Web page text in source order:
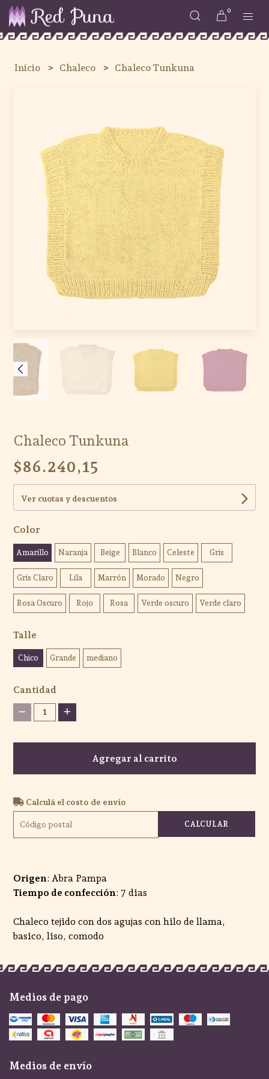
0
Inicio Chaleco Chaleco Tunkuna
Chaleco Tunkuna
$86.240,15
Ver cuotas y descuentos
Color
Amarillo Naranja Beige Blanco Celeste Gris
Gris Claro Lila Marrón Morado Negro
Rosa Oscuro Rojo Rosa Verde oscuro Verde claro
Talle
Chico Grande mediano
Cantidad
1
Agregar al carrito
Calculá el costo de envío
CALCULAR
Origen: Abra Pampa
Tiempo de confección: 7 dias
Chaleco tejido con dos agujas con hilo de llama,
basico, liso, comodo
Medios de pago
Medios de envío